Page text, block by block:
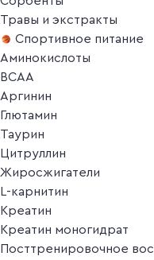
Травы и экстракты
Спортивное питание
Аминокислоты
BCAA
Аргинин
Глютамин
Таурин
Цитруллин
Жиросжигатели
L-карнитин
Креатин
Креатин моногидрат
Посттренировочное